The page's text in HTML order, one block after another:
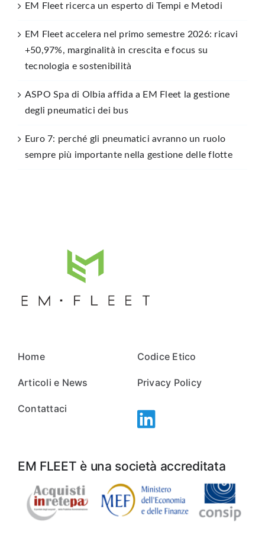
EM Fleet ricerca un esperto di Tempi e Metodi
EM Fleet accelera nel primo semestre 2026: ricavi
+50,97%, marginalità in crescita e focus su
tecnologia e sostenibilità
ASPO Spa di Olbia affida a EM Fleet la gestione
degli pneumatici dei bus
Euro 7: perché gli pneumatici avranno un ruolo
sempre più importante nella gestione delle flotte
Home
Articoli e News
Contattaci
Codice Etico
Privacy Policy
EM FLEET è una società accreditata